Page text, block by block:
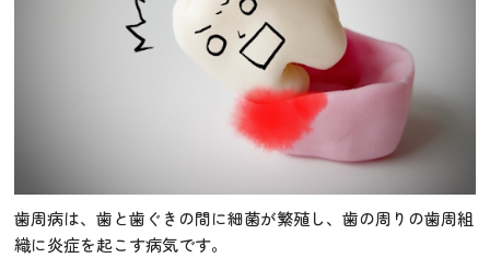
歯周病は、歯と歯ぐきの間に細菌が繁殖し、歯の周りの歯周組
織に炎症を起こす病気です。